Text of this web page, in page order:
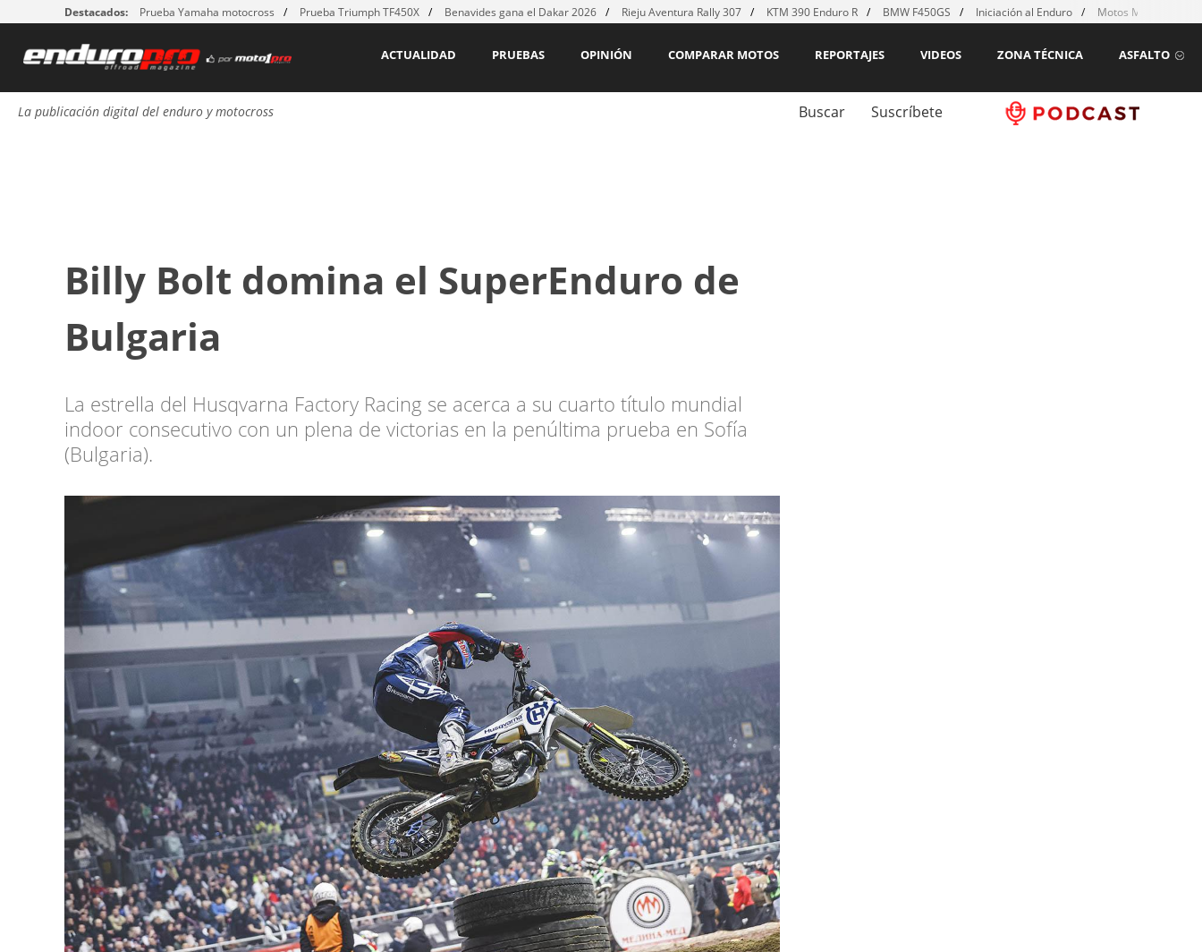
Destacados: Prueba Yamaha motocross Prueba Triumph TF450X Benavides gana el Dakar 2026 Rieju Aventura Rally 307 KTM 390 Enduro R BMW F450GS Iniciación al Enduro Motos MX para
ASFALTO
ZONA TÉCNICA
VIDEOS
REPORTAJES
COMPARAR MOTOS
OPINIÓN
PRUEBAS
ACTUALIDAD
La publicación digital del enduro y motocross Buscar Suscríbete
Billy Bolt domina el SuperEnduro de
Bulgaria
La estrella del Husqvarna Factory Racing se acerca a su cuarto título mundial
indoor consecutivo con un plena de victorias en la penúltima prueba en Sofía
(Bulgaria).